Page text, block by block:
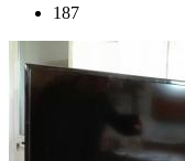
187